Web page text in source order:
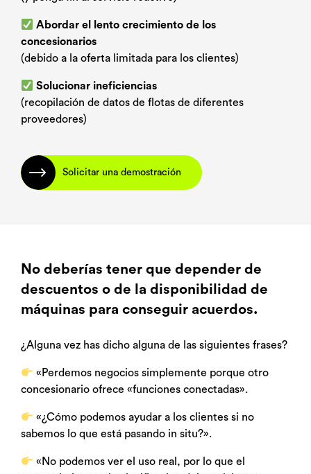
Abordar el lento crecimiento de los
concesionarios
(debido a la oferta limitada para los clientes)
Solucionar ineficiencias
(recopilación de datos de flotas de diferentes
proveedores)
Solicitar una demostración
No deberías tener que depender de
descuentos o de la disponibilidad de
máquinas para conseguir acuerdos.
¿Alguna vez has dicho alguna de las siguientes frases?
«Perdemos negocios simplemente porque otro
concesionario ofrece «funciones conectadas».
«¿Cómo podemos ayudar a los clientes si no
sabemos lo que está pasando in situ?».
«No podemos ver el uso real, por lo que el